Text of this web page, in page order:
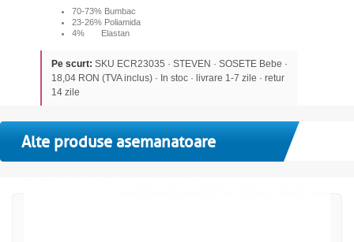
70-73% Bumbac
23-26% Poliamida
4% Elastan
Pe scurt: SKU ECR23035 · STEVEN · SOSETE Bebe ·
18,04 RON (TVA inclus) · In stoc · livrare 1-7 zile · retur
14 zile
Alte produse asemanatoare